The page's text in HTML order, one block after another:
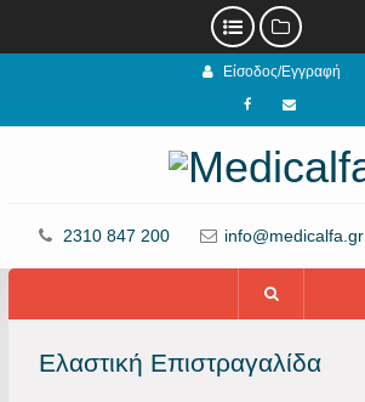
Είσοδος/Εγγραφή
Facebook
email
2310 847 200 info@medicalfa.gr
Ελαστική Επιστραγαλίδα